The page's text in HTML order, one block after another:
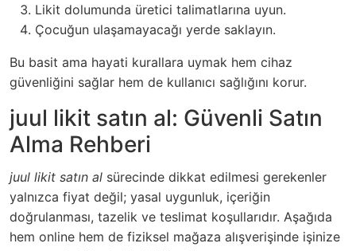
Likit dolumunda üretici talimatlarına uyun.
Çocuğun ulaşamayacağı yerde saklayın.
Bu basit ama hayati kurallara uymak hem cihaz
güvenliğini sağlar hem de kullanıcı sağlığını korur.
juul likit satın al: Güvenli Satın
Alma Rehberi
juul likit satın al sürecinde dikkat edilmesi gerekenler
yalnızca fiyat değil; yasal uygunluk, içeriğin
doğrulanması, tazelik ve teslimat koşullarıdır. Aşağıda
hem online hem de fiziksel mağaza alışverişinde işinize